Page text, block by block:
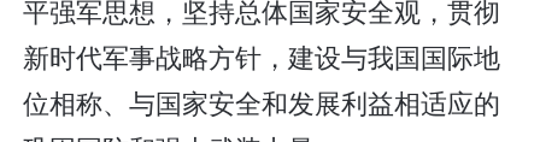
平强军思想，坚持总体国家安全观，贯彻
新时代军事战略方针，建设与我国国际地
位相称、与国家安全和发展利益相适应的